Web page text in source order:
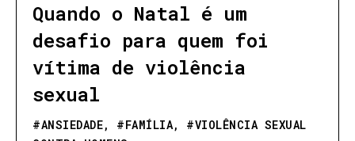
Quando o Natal é um
desafio para quem foi
vítima de violência
sexual
#ANSIEDADE, #FAMÍLIA, #VIOLÊNCIA SEXUAL